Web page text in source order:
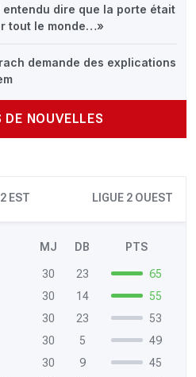
entendu dire que la porte était
tout le monde…»
demande des explications
DE NOUVELLES
EST LIGUE 2 OUEST
MJ DB PTS
30 23
65
30 14
55
30 23
53
30 5
49
30 9
45